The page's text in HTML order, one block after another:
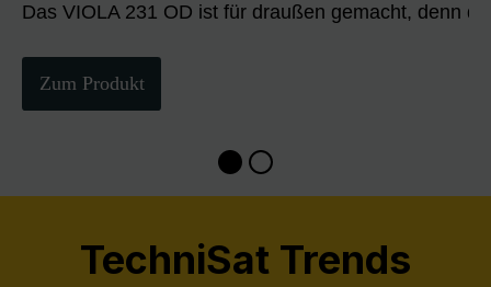
Das VIOLA 231 OD ist für draußen gemacht, denn
Zum Produkt
TechniSat Trends